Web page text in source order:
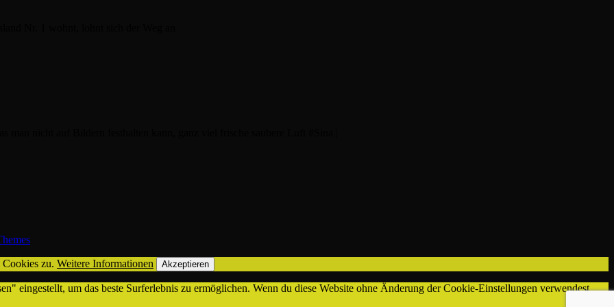
zu. Weitere Informationen Akzeptieren
eingestellt, um das beste Surferlebnis zu ermöglichen. Wenn du diese Website ohne Änderung der Cookie-Einstellungen verwendest